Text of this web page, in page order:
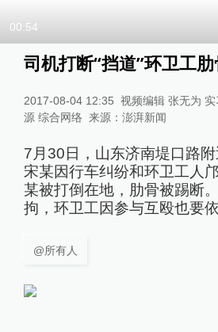
00:54
司机打断“挡道”环卫工
2017-08-04 12:35 视频编辑 张无为
源 综合网络 来源： 澎湃新闻
7月30日，山东济南堤口路
宋某因行车纠纷和环卫工人
某被打倒在地，肋骨被踢断
拘，环卫工因参与互殴也要
@所有人